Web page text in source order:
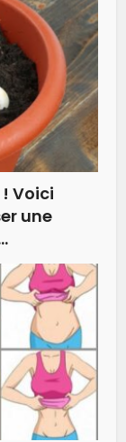
Voici
une